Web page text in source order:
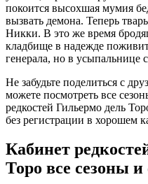
покоится высохшая мумия
вызвать демона. Теперь
Никки. В это же время
кладбище в надежде
генерала, но в усыпальнице
Не забудьте поделиться с
можете посмотреть все
редкостей Гильермо дель
без регистрации в хорошем
Кабинет
Торо все сезоны и